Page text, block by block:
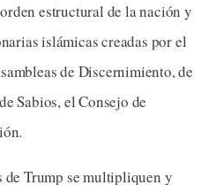
estructural de la nación y
islámicas creadas por el
de Discernimiento, de
Sabios, el Consejo de
de Trump se multipliquen y